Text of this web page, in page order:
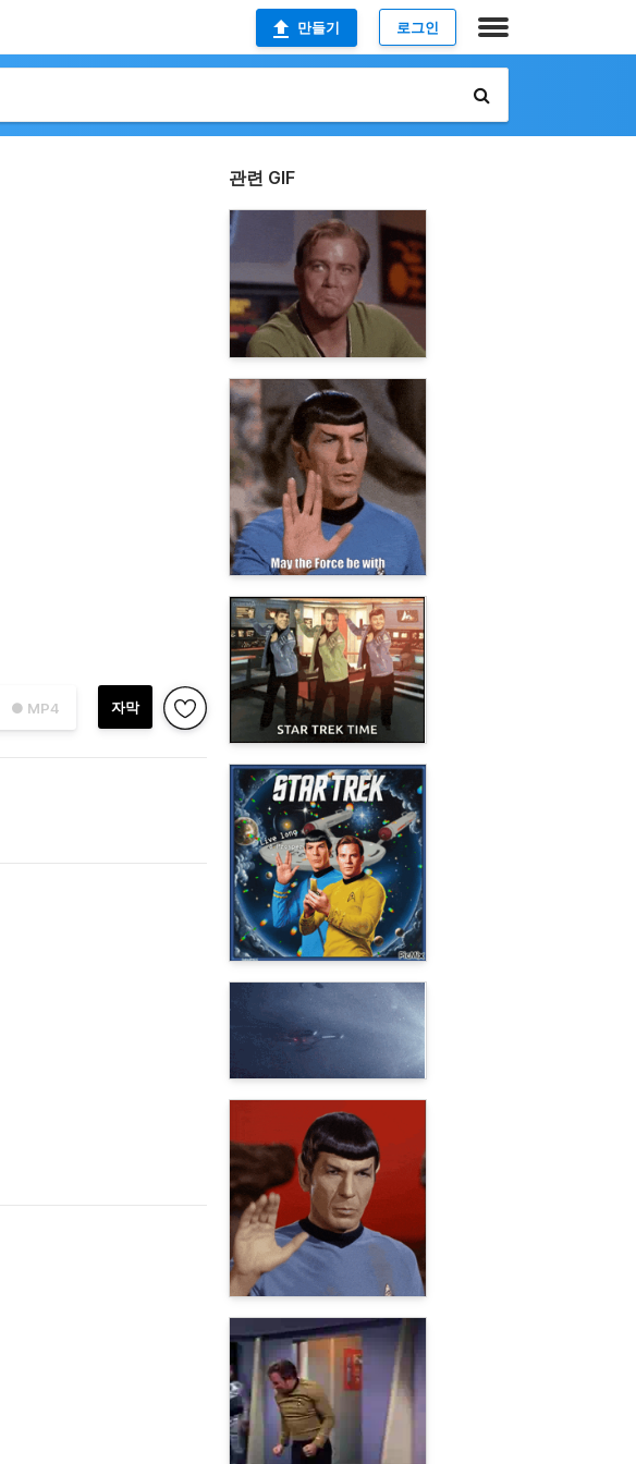
만들기 로그인
● MP4 자막
관련 GIF